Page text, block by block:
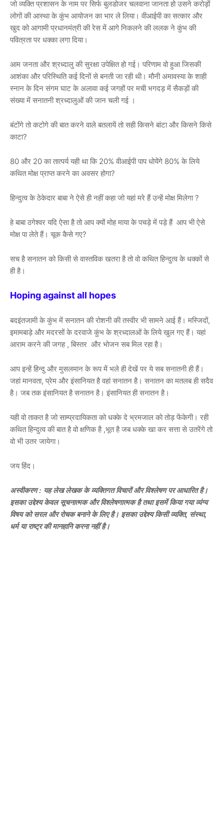
जो व्यक्ति प्रशासन के नाम पर सिर्फ बुलडोजर चलवाना जानता हो उसने करोड़ों
लोगों की आस्था के कुंभ आयोजन का भार ले लिया। वीआईपी का सत्कार और
खुद को आगामी प्रधानमंत्री की रेस में आगे निकलने की ललक ने कुंभ की
पवित्रता पर धक्का लगा दिया।
आम जनता और श्रध्दालु की सुरक्षा उपेक्षित हो गई। परिणाम वो हुआ जिसकी
आशंका और परिस्थिति कई दिनों से बनती जा रही थी। मौनी अमावस्या के शाही
स्नान के दिन संगम घाट के अलावा कई जगहों पर मची भगदड़ में सैकड़ों की
संख्या में सनातनी श्रध्दालुओं की जान चली गई ।
बंटोंगे तो कटोगे की बात करने वाले बतलायें तो सही किसने बांटा और किसने किसे
काटा?
80 और 20 का तात्पर्य यही था कि 20% वीआईपी पाप धोयेंगे 80% के लिये
कथित मोक्ष प्राप्त करने का अवसर होगा?
हिन्दुत्व के ठेकेदार बाबा ने ऐसे ही नहीं कहा जो यहां मरे हैं उन्हें मोक्ष मिलेगा ?
हे बाबा ठगेश्वर यदि ऐसा है तो आप क्यों मोह माया के पचड़े में पड़े हैं आप भी ऐसे
मोक्ष पा लेते हैं। चूक कैसे गए?
सच है सनातन को किसी से वास्तविक खतरा है तो वो कथित हिन्दुत्व के धक्कों से
ही है।
Hoping against all hopes
बदइंतजामी के कुंभ में सनातन की रोशनी की तस्वीर भी सामने आई हैं। मस्जिदों,
इमामबाड़े और मदरसों के दरवाजे कुंभ के श्रध्दालओं के लिये खुल गए हैं। यहां
आराम करने की जगह , बिस्तर और भोजन सब मिल रहा है।
आप इन्हें हिन्दु और मुसलमान के रूप में भले ही देखें पर ये सब सनातनी ही हैं।
जहां मानवता, प्रेम और इंसानियत है वहां सनातन है। सनातन का मतलब ही सदैव
है। जब तक इंसानियत है सनातन है। इंसानियत ही सनातन है।
यही वो ताकत है जो साम्प्रदायिकता को धक्के दे भ्रमजाल को तोड़ फेंकेगी। रही
कथित हिन्दुत्व की बात है वो क्षणिक है ,भूत है जब धक्के खा कर सत्ता से उतरेंगे तो
वो भी उतर जायेगा।
जय हिंद।
अस्वीकरण : यह लेख लेखक के व्यक्तिगत विचारों और विश्लेषण पर आधारित है।
इसका उद्देश्य केवल सूचनात्मक और विश्लेषणात्मक है तथा इसमें किया गया व्यंग्य
विषय को सरल और रोचक बनाने के लिए है। इसका उद्देश्य किसी व्यक्ति, संस्था,
धर्म या राष्ट्र की मानहानि करना नहीं है।